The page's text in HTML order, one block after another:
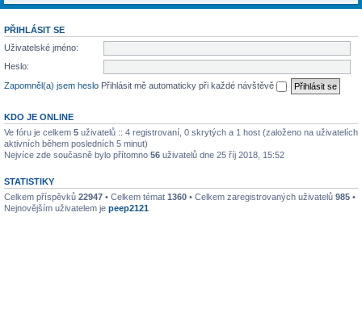
PŘIHLÁSIT SE
Uživatelské jméno:
Heslo:
Zapomněl(a) jsem heslo Přihlásit mě automaticky při každé návštěvě
KDO JE ONLINE
Ve fóru je celkem 5 uživatelů :: 4 registrovaní, 0 skrytých a 1 host (založeno na uživatelích
aktivních během posledních 5 minut)
Nejvíce zde současně bylo přítomno 56 uživatelů dne 25 říj 2018, 15:52
STATISTIKY
Celkem příspěvků 22947 • Celkem témat 1360 • Celkem zaregistrovaných uživatelů 985 •
Nejnovějším uživatelem je peep2121